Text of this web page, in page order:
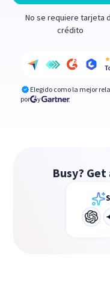
No se requiere tarjeta
crédito
Elegido como la mejor
por
y
Busy?